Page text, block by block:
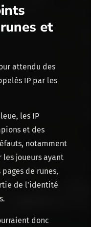
et
attendu des
IP par les
les IP
et des
notamment
les joueurs ayant
de runes,
de l’identité
donc